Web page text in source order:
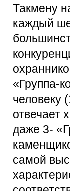
Такмену
каждый
«Группа-
человеку
отвечает
даже 3-
самой